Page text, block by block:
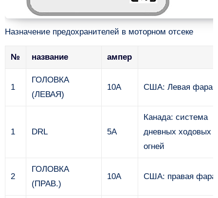
Назначение предохранителей в моторном отсеке
№ название ампер
1
ГОЛОВКА
(ЛЕВАЯ)
10А США: Левая фара.
1 DRL 5A
Канада: система
дневных ходовых
огней
2
ГОЛОВКА
(ПРАВ.)
10А США: правая фара.